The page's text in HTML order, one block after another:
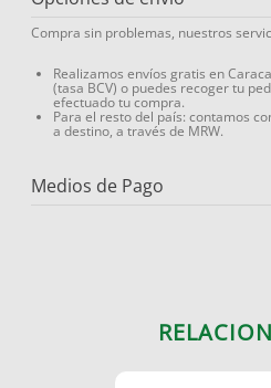
Compra sin problemas, nuestros
Realizamos envíos gratis en
(tasa BCV) o puedes recoger tu
efectuado tu compra.
Para el resto del país: contamos
a destino, a través de MRW.
Medios de Pago